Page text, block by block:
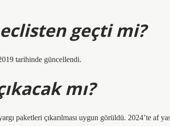
geçti mi?
tarihinde güncellendi.
mı?
paketleri çıkarılması uygun görüldü. 2024’te af